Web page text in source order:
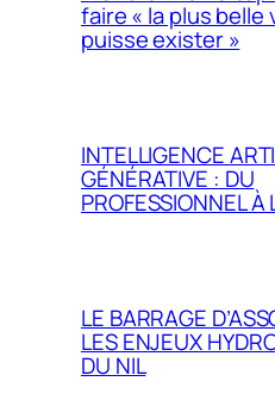
faire « la plus belle
puisse exister »
INTELLIGENCE
GÉNÉRATIVE : DU
PROFESSIONNEL À
LE BARRAGE
LES ENJEUX
DU NIL